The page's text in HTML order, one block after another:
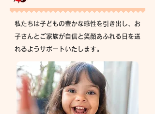
私たちは子どもの豊かな感性を引き出し、お
子さんとご家族が自信と笑顔あふれる日を送
れるようサポートいたします。